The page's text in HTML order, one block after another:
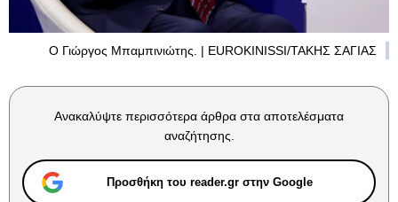
Ο Γιώργος Μπαμπινιώτης. | EUROKINISSI/ΤΑΚΗΣ ΣΑΓΙΑΣ
Ανακαλύψτε περισσότερα άρθρα στα αποτελέσματα
αναζήτησης.
Προσθήκη του reader.gr στην Google